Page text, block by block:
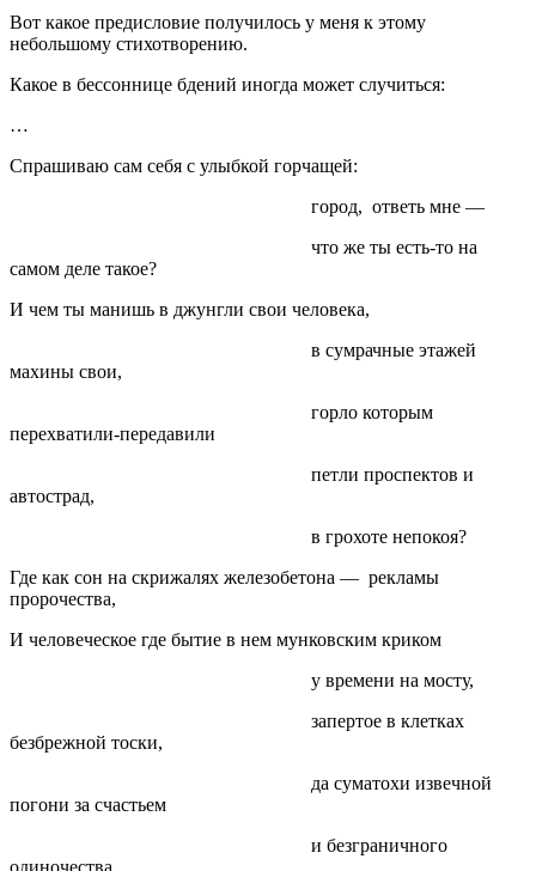
Вот какое предисловие получилось у меня к этому
небольшому стихотворению.
Какое в бессоннице бдений иногда может случиться:
…
Спрашиваю сам себя с улыбкой горчащей:
город, ответь мне —
что же ты есть-то на
самом деле такое?
И чем ты манишь в джунгли свои человека,
в сумрачные этажей
махины свои,
горло которым
перехватили-передавили
петли проспектов и
автострад,
в грохоте непокоя?
Где как сон на скрижалях железобетона — рекламы
пророчества,
И человеческое где бытие в нем мунковским криком
у времени на мосту,
запертое в клетках
безбрежной тоски,
да суматохи извечной
погони за счастьем
и безграничного
одиночества.